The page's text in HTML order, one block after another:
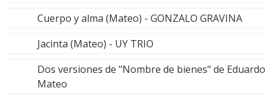
Cuerpo y alma (Mateo) - GONZALO GRAVINA
Jacinta (Mateo) - UY TRIO
Dos versiones de "Nombre de bienes" de Eduardo
Mateo